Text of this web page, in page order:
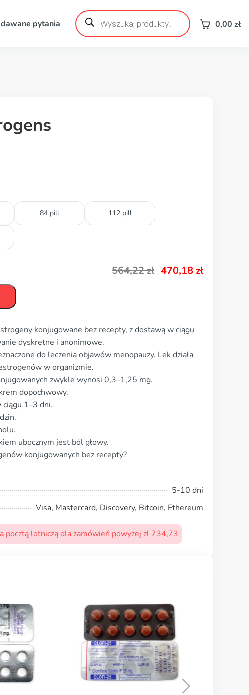
pytania
Wyszukiwarka
produktów 0,00 zł
84 pill 112 pill
564,22zł 470,18 zł
konjugowane bez recepty, z dostawą w ciągu
dyskretne i anonimowe.
do leczenia objawów menopauzy. Lek działa
w organizmie.
zwykle wynosi 0,3–1,25 mg.
dopochwowy.
ciągu 1–3 dni.
ubocznym jest ból głowy.
konjugowanych bez recepty?
5-10 dni
Visa, Mastercard, Discovery, Bitcoin, Ethereum
pocztą lotniczą dla zamówień powyżej zl 734,73